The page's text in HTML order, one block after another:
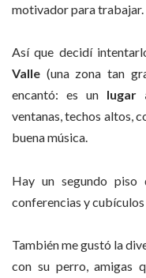
motivador para trabajar.
Así que decidí
Valle (una zona tan
encantó: es unlugar
ventanas, techos altos,
buena música.
Hay un segundo piso
conferencias y cubículos
También me gustó la
con su perro, amigas